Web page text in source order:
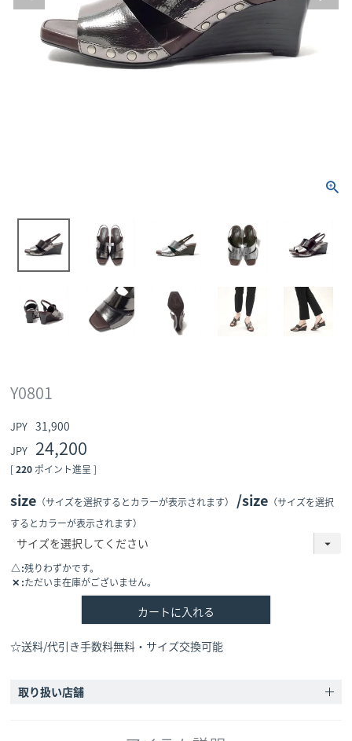
Y0801
31,900
24,200
[ 220 ポイント進呈 ]
size （サイズを選択するとカラーが表示されます） size （サイズを選択
するとカラーが表示されます）
△ 残りわずかです。
✕ ただいま在庫がございません。
カートに入れる
☆送料/代引き手数料無料・サイズ交換可能
取り扱い店舗